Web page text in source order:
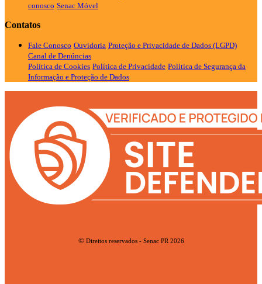
conosco Senac Móvel
Contatos
Fale Conosco Ouvidoria Proteção e Privacidade de Dados (LGPD)
Canal de Denúncias
Política de Cookies Política de Privacidade Política de Segurança da
Informação e Proteção de Dados
© Direitos reservados - Senac PR 2026